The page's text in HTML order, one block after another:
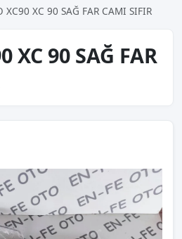
XC90 XC 90 SAĞ FAR CAMI SIFIR
XC 90 SAĞ FAR